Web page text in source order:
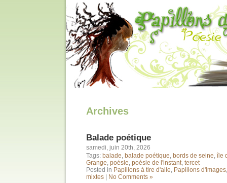
Archives
Balade poétique
samedi, juin 20th, 2026
Tags: balade, balade poétique, bords de seine, île
Grange, poésie, poésie de l'instant, tercet
Posted in Papillons à tire d'aile, Papillons d'images
mixtes
No Comments »